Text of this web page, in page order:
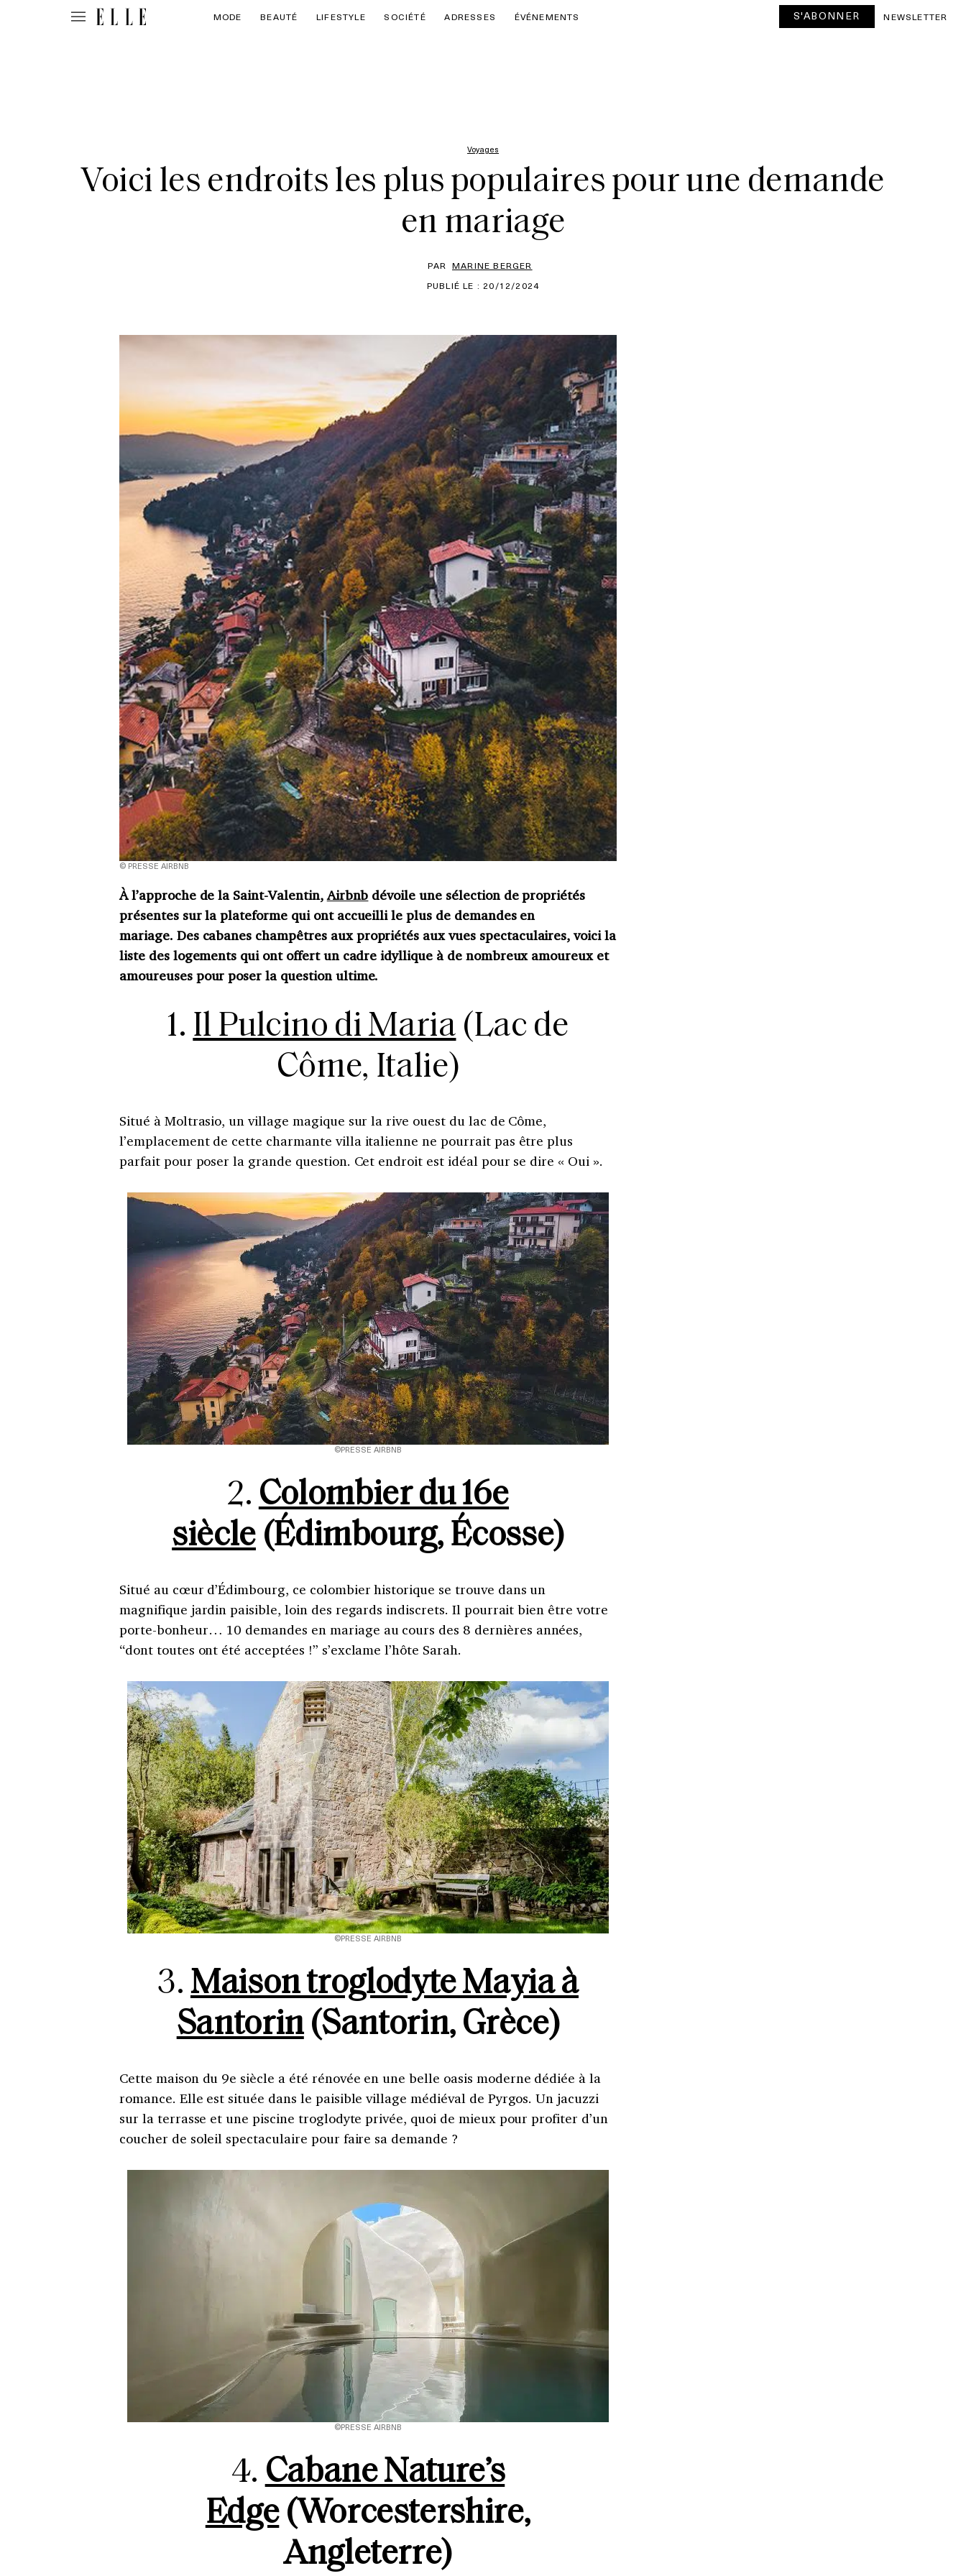
MODE BEAUTÉ LIFESTYLE SOCIÉTÉ ADRESSES ÉVÉNEMENTS S'ABONNER NEWSLETTER
Voyages
Voici les endroits les plus populaires pour une demande
en mariage
PAR MARINE BERGER
PUBLIÉ LE : 20/12/2024
© PRESSE AIRBNB
À l’approche de la Saint-Valentin,Airbnb dévoile une sélection de propriétés
présentes sur la plateforme qui ont accueilli le plus de demandes en
mariage. Des cabanes champêtres aux propriétés aux vues spectaculaires, voici la
liste des logements qui ont offert un cadre idyllique à de nombreux amoureux et
amoureuses pour poser la question ultime.
1. Il Pulcino di Maria (Lac de
Côme, Italie)
Situé à Moltrasio, un village magique sur la rive ouest du lac de Côme,
l’emplacement de cette charmante villa italienne ne pourrait pas être plus
parfait pour poser la grande question. Cet endroit est idéal pour se dire « Oui ».
©PRESSE AIRBNB
2. Colombier du 16e
siècle (Édimbourg, Écosse)
Situé au cœur d’Édimbourg, ce colombier historique se trouve dans un
magnifique jardin paisible, loin des regards indiscrets. Il pourrait bien être votre
porte-bonheur… 10 demandes en mariage au cours des 8 dernières années,
“dont toutes ont été acceptées !” s’exclame l’hôte Sarah.
©PRESSE AIRBNB
3. Maison troglodyte Mayia à
Santorin (Santorin, Grèce)
Cette maison du 9e siècle a été rénovée en une belle oasis moderne dédiée à la
romance. Elle est située dans le paisible village médiéval de Pyrgos. Un jacuzzi
sur la terrasse et une piscine troglodyte privée, quoi de mieux pour profiter d’un
coucher de soleil spectaculaire pour faire sa demande ?
©PRESSE AIRBNB
4. Cabane Nature’s
Edge(Worcestershire,
Angleterre)